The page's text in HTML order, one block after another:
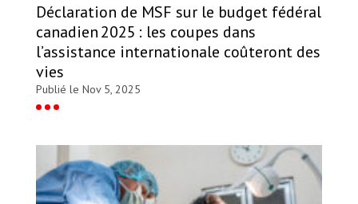
Déclaration de MSF sur le budget fédéral
canadien 2025 : les coupes dans
l’assistance internationale coûteront des
vies
Publié le Nov 5, 2025